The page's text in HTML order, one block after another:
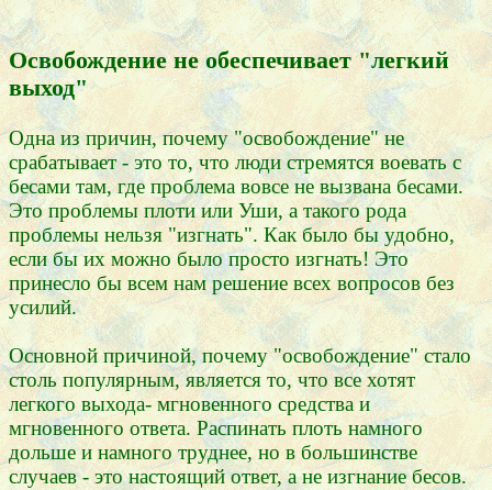
Освобождение не обеспечивает "легкий
выход"
Одна из причин, почему "освобождение" не
срабатывает - это то, что люди стремятся воевать с
бесами там, где проблема вовсе не вызвана бесами.
Это проблемы плоти или Уши, а такого рода
проблемы нельзя "изгнать". Как было бы удобно,
если бы их можно было просто изгнать! Это
принесло бы всем нам решение всех вопросов без
усилий.
Основной причиной, почему "освобождение" стало
столь популярным, является то, что все хотят
легкого выхода- мгновенного средства и
мгновенного ответа. Распинать плоть намного
дольше и намного труднее, но в большинстве
случаев - это настоящий ответ, а не изгнание бесов.